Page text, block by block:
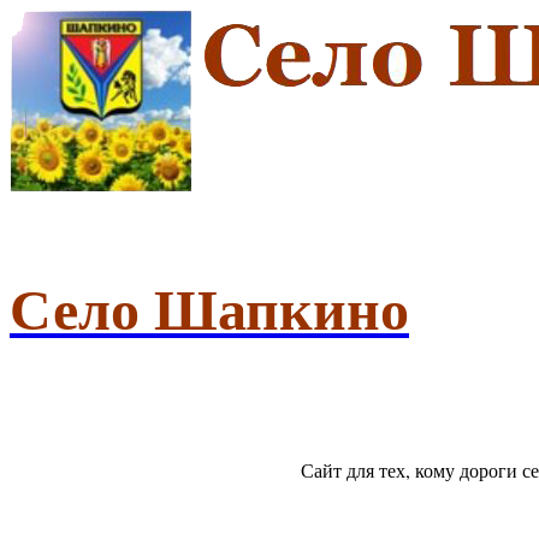
Село Шапкино
Сайт для тех, кому дороги